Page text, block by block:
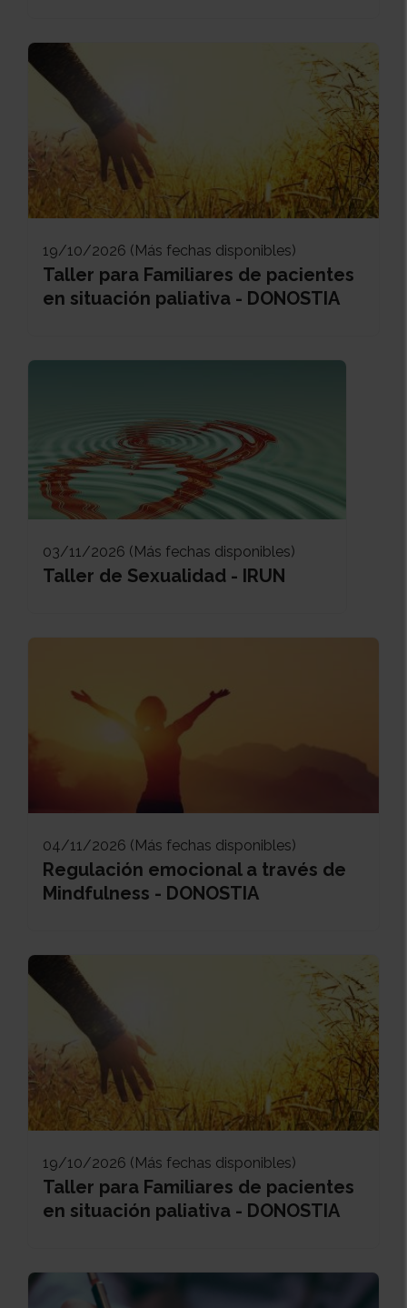
19/10/2026 (Más fechas disponibles)
Taller para Familiares de pacientes
en situación paliativa - DONOSTIA
03/11/2026 (Más fechas disponibles)
Taller de Sexualidad - IRUN
04/11/2026 (Más fechas disponibles)
Regulación emocional a través de
Mindfulness - DONOSTIA
19/10/2026 (Más fechas disponibles)
Taller para Familiares de pacientes
en situación paliativa - DONOSTIA